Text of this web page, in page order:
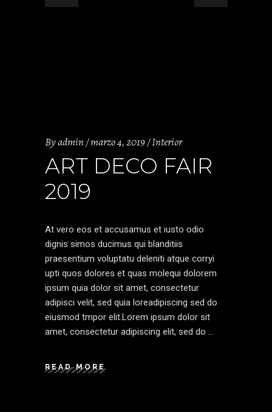
Byadmin marzo 4, 2019 Interior
ART DECO FAIR
2019
At vero eos et accusamus et iusto odio
dignis simos ducimus qui blanditiis
praesentium voluptatu deleniti atque corryi
upti quos dolores et quas molequi dolorem
ipsum quia dolor sit amet, consectetur
adipisci velit, sed quia loreadipiscing sed do
eiusmod tmpor elit.Lorem ipsum dolor sit
amet, consectetur adipiscing elit, sed do
READ MORE